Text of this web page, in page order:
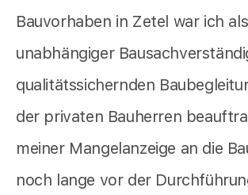
Bauvorhaben in Zetel war ich als
unabhängiger
qualitätssichernden
der privaten Bauherren
meiner Mangelanzeige an die
noch lange vor der